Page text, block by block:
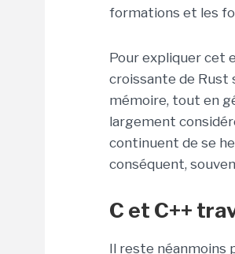
formations et les
Pour expliquer cet
croissante de Rust
mémoire, tout en
largement
continuent de se
conséquent,
C et C++
Il reste néanmoins